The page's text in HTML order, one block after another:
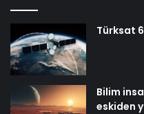
Türksat
Bilim
eskiden